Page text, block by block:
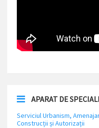
APARAT DE
Serviciul Urbanism,
Construcții și Autorizații